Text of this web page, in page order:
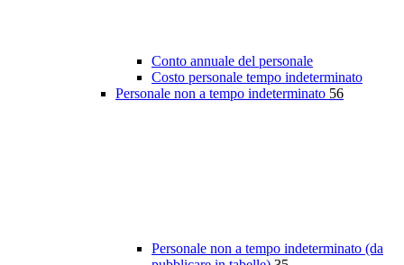
Conto annuale del personale
Costo personale tempo indeterminato
Personale non a tempo indeterminato 56
Personale non a tempo indeterminato (da